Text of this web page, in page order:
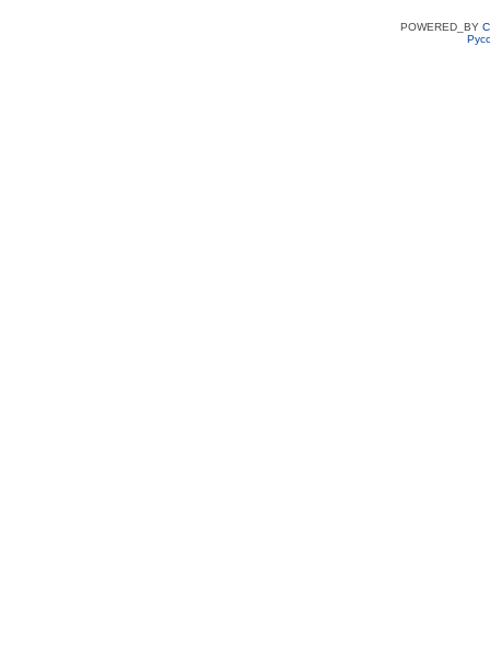
POWERED_BY